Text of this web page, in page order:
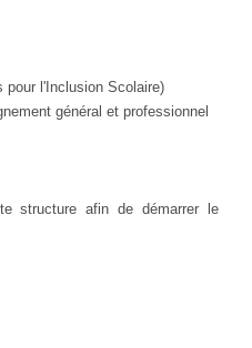
pour l'Inclusion Scolaire)
général et professionnel
structure afin de démarrer le